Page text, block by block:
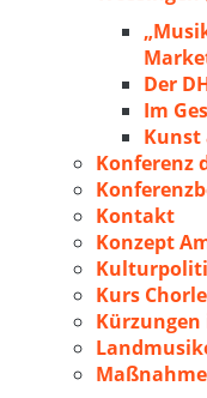
Der
Im
Kunst
Konferenz
Kontakt
Konzept
Kurs
Kürzungen